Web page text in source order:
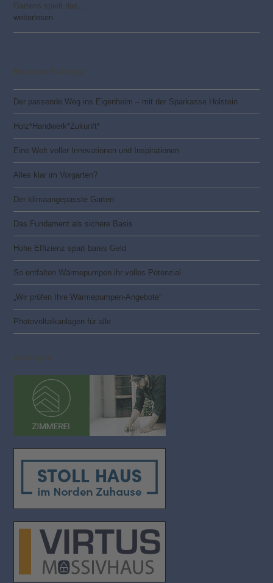
Gartens spielt das…
weiterlesen
Der passende Weg ins Eigenheim – mit der Sparkasse Holstein
Holz*Handwerk*Zukunft*
Eine Welt voller Innovationen und Inspirationen
Alles klar im Vorgarten?
Der klimaangepasste Garten
Das Fundament als sichere Basis
Hohe Effizienz spart bares Geld
So entfalten Wärmepumpen ihr volles Potenzial
„Wir prüfen Ihre Wärmepumpen-Angebote“
Photovoltaik­­anlagen für alle